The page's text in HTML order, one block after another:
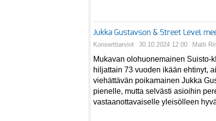
Jukka Gustavson & Street Level
Konserttiarviot 30.10.2024 12:00 Matti
Mukavan olohuonemainen Suisto-
hiljattain 73 vuoden ikään ehtinyt,
viehättävän poikamainen Jukka
pienelle, mutta selvästi asioihin
vastaanottavaiselle yleisölleen